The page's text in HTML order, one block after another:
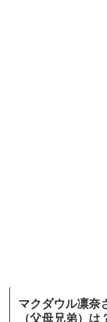
マクダウル凛奈
（父母兄弟）は